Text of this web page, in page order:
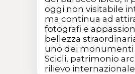
oggi non visitabile
ma continua ad
fotografi e
bellezza
uno dei monumenti
Scicli, patrimonio
rilievo